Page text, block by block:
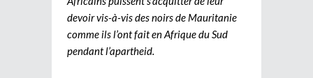
devoir vis-à-vis des noirs de Mauritanie
comme ils l’ont fait en Afrique du Sud
pendant l’apartheid.